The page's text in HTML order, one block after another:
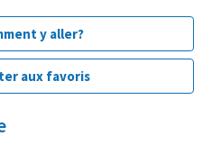
y aller?
aux favoris